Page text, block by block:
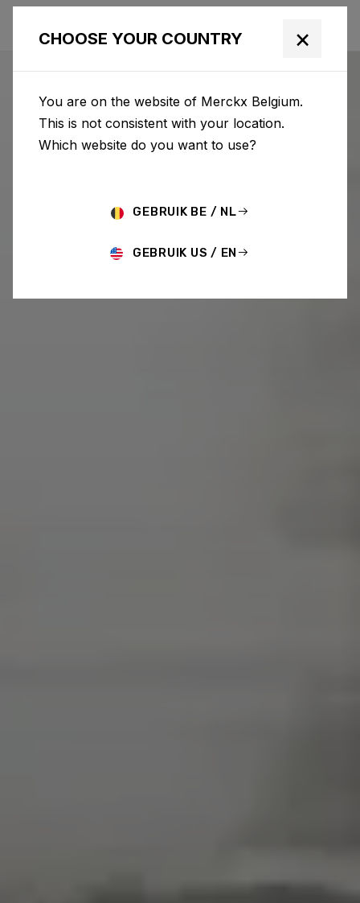
CHOOSE YOUR COUNTRY ×
You are on the website of Merckx Belgium.
This is not consistent with your location.
Which website do you want to use?
GEBRUIK BE / NL
GEBRUIK US / EN